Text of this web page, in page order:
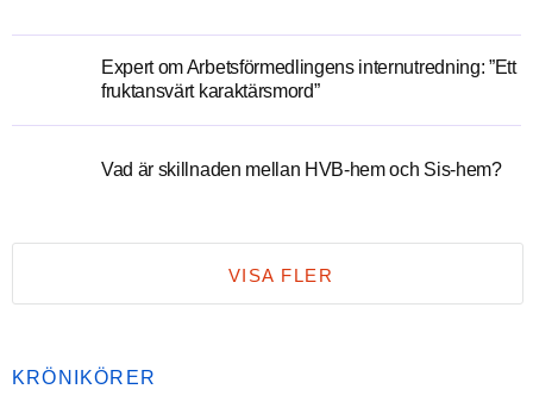
Expert om Arbetsförmedlingens internutredning: ”Ett
fruktansvärt karaktärsmord”
Vad är skillnaden mellan HVB-hem och Sis-hem?
VISA FLER
KRÖNIKÖRER